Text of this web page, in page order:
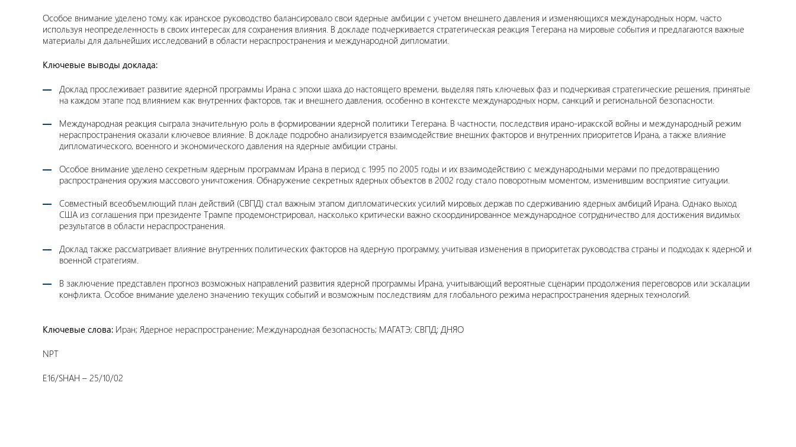
Особое внимание уделено тому, как иранское руководство балансировало свои ядерные амбиции с учетом внешнего давления и изменяющихся международных норм, часто
используя неопределенность в своих интересах для сохранения влияния. В докладе подчеркивается стратегическая реакция Тегерана на мировые события и предлагаются важные
материалы для дальнейших исследований в области нераспространения и международной дипломатии.
Ключевые выводы доклада:
Доклад прослеживает развитие ядерной программы Ирана с эпохи шаха до настоящего времени, выделяя пять ключевых фаз и подчеркивая стратегические решения, принятые
на каждом этапе под влиянием как внутренних факторов, так и внешнего давления, особенно в контексте международных норм, санкций и региональной безопасности.
Международная реакция сыграла значительную роль в формировании ядерной политики Тегерана. В частности, последствия ирано-иракской войны и международный режим
нераспространения оказали ключевое влияние. В докладе подробно анализируется взаимодействие внешних факторов и внутренних приоритетов Ирана, а также влияние
дипломатического, военного и экономического давления на ядерные амбиции страны.
Особое внимание уделено секретным ядерным программам Ирана в период с 1995 по 2005 годы и их взаимодействию с международными мерами по предотвращению
распространения оружия массового уничтожения. Обнаружение секретных ядерных объектов в 2002 году стало поворотным моментом, изменившим восприятие ситуации.
Совместный всеобъемлющий план действий (СВПД) стал важным этапом дипломатических усилий мировых держав по сдерживанию ядерных амбиций Ирана. Однако выход
США из соглашения при президенте Трампе продемонстрировал, насколько критически важно скоординированное международное сотрудничество для достижения видимых
результатов в области нераспространения.
Доклад также рассматривает влияние внутренних политических факторов на ядерную программу, учитывая изменения в приоритетах руководства страны и подходах к ядерной и
военной стратегиям.
В заключение представлен прогноз возможных направлений развития ядерной программы Ирана, учитывающий вероятные сценарии продолжения переговоров или эскалации
конфликта. Особое внимание уделено значению текущих событий и возможным последствиям для глобального режима нераспространения ядерных технологий.
Ключевые слова: Иран; Ядерное нераспространение; Международная безопасность; МАГАТЭ; СВПД; ДНЯО
NPT
E16/SHAH – 25/10/02